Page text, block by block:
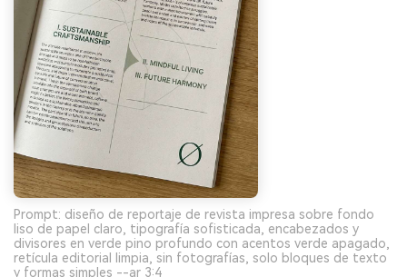
Prompt: diseño de reportaje de revista impresa sobre fondo
liso de papel claro, tipografía sofisticada, encabezados y
divisores en verde pino profundo con acentos verde apagado,
retícula editorial limpia, sin fotografías, solo bloques de texto
y formas simples --ar 3:4